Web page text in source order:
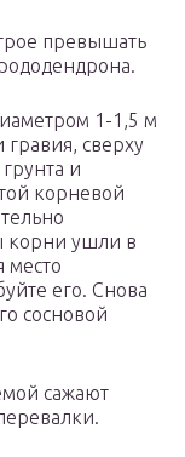
превышать
1-1,5 м
сверху
и
корневой
корни ушли в
место
его. Снова
сосновой
сажают